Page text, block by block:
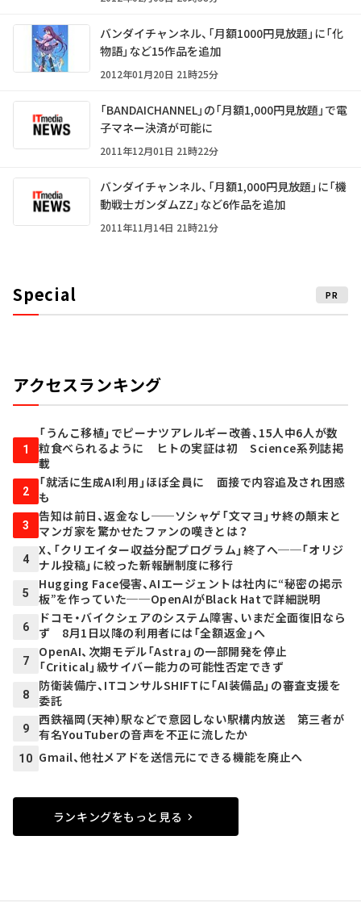
バンダイチャンネル、「月額1000円見放題」に「化
物語」など15作品を追加
2012年01月20日 21時25分
「BANDAICHANNEL」の「月額1,000円見放題」で電
子マネー決済が可能に
2011年12月01日 21時22分
バンダイチャンネル、「月額1,000円見放題」に「機
動戦士ガンダムZZ」など6作品を追加
2011年11月14日 21時21分
Special PR
アクセスランキング
1
「うんこ移植」でピーナツアレルギー改善、15人中6人が数
粒食べられるように ヒトの実証は初 Science系列誌掲
載
2
「就活に生成AI利用」ほぼ全員に 面接で内容追及され困惑
も
3
告知は前日、返金なし──ソシャゲ「文マヨ」サ終の顛末と
マンガ家を驚かせたファンの嘆きとは？
4
X、「クリエイター収益分配プログラム」終了へ──「オリジ
ナル投稿」に絞った新報酬制度に移行
5
Hugging Face侵害、AIエージェントは社内に“秘密の掲示
板”を作っていた──OpenAIがBlack Hatで詳細説明
6
ドコモ・バイクシェアのシステム障害、いまだ全面復旧なら
ず 8月1日以降の利用者には「全額返金」へ
7
OpenAI、次期モデル「Astra」の一部開発を停止
「Critical」級サイバー能力の可能性否定できず
8
防衛装備庁、ITコンサルSHIFTに「AI装備品」の審査支援を
委託
9
西鉄福岡（天神）駅などで意図しない駅構内放送 第三者が
有名YouTuberの音声を不正に流したか
10 Gmail、他社メアドを送信元にできる機能を廃止へ
ランキングをもっと見る